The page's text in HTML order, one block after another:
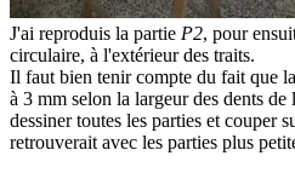
J'ai reproduis la partie P2, pour
circulaire, à l'extérieur des traits.
Il faut bien tenir compte du fait que
à 3 mm selon la largeur des dents
dessiner toutes les parties et couper
retrouverait avec les parties plus